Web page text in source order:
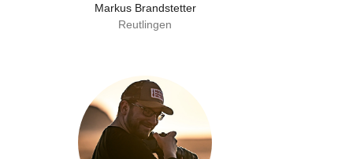
Markus Brandstetter
Reutlingen